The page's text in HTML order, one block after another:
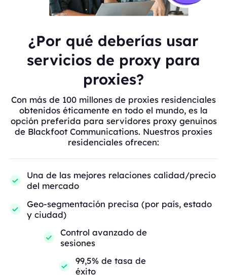
¿Por qué deberías usar
servicios de proxy para
proxies?
Con más de 100 millones de proxies residenciales
obtenidos éticamente en todo el mundo, es la
opción preferida para servidores proxy genuinos
de Blackfoot Communications. Nuestros proxies
residenciales ofrecen:
Una de las mejores relaciones calidad/precio
del mercado
Geo-segmentación precisa (por país, estado
y ciudad)
Control avanzado de
sesiones
99,5% de tasa de
éxito